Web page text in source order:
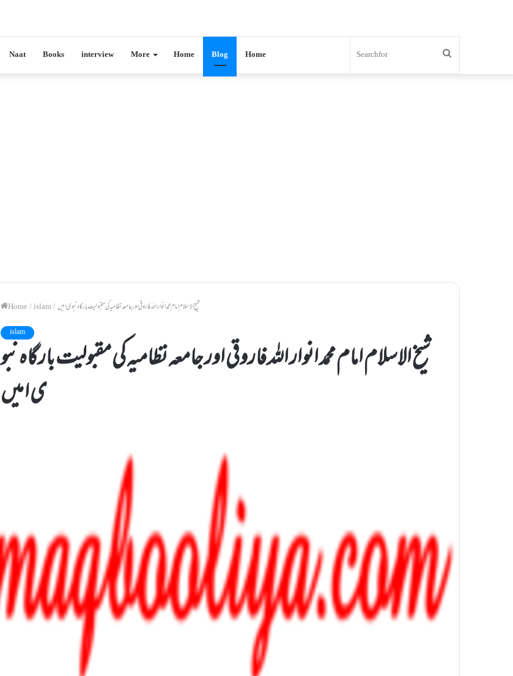
Naat Books interview More Home Blog Home
Home/islam/شیخ الاسلام امام محمد انوار اللہ فاروقی اور جامعہ نظامیہ کی مقبولیت بارگاہ نبو ی ا میں
islam
شیخ الاسلام امام محمد انوار اللہ فاروقی اور جامعہ نظامیہ کی مقبولیت بارگاہ نبو
ی ا میں